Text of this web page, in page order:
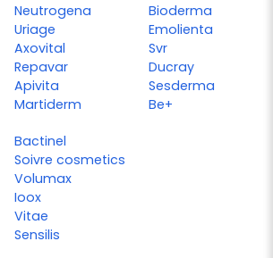
Neutrogena
Uriage
Axovital
Repavar
Apivita
Martiderm
Bioderma
Emolienta
Svr
Ducray
Sesderma
Be+
Bactinel
Soivre cosmetics
Volumax
Ioox
Vitae
Sensilis